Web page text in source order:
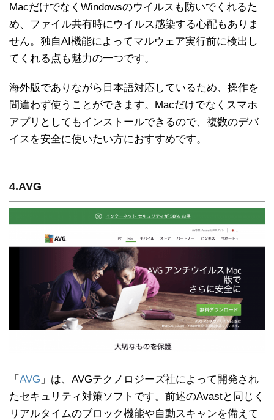
MacだけでなくWindowsのウイルスも防いでくれるた
め、ファイル共有時にウイルス感染する心配もありま
せん。独自AI機能によってマルウェア実行前に検出し
てくれる点も魅力の一つです。
海外版でありながら日本語対応しているため、操作を
間違わず使うことができます。Macだけでなくスマホ
アプリとしてもインストールできるので、複数のデバ
イスを安全に使いたい方におすすめです。
4.AVG
「 AVG 」は、AVGテクノロジーズ社によって開発され
たセキュリティ対策ソフトです。前述のAvastと同じく
リアルタイムのブロック機能や自動スキャンを備えて